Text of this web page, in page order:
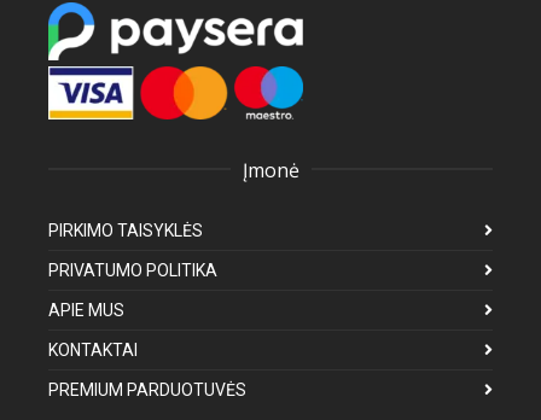
Įmonė
PIRKIMO TAISYKLĖS
PRIVATUMO POLITIKA
APIE MUS
KONTAKTAI
PREMIUM PARDUOTUVĖS